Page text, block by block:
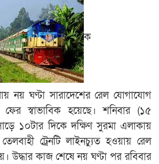
ক
নয় ঘণ্টা সারাদেশের রেল যোগাযোগ
স্বাভাবিক হয়েছে। শনিবার (১৫
১০টার দিকে দক্ষিণ সুরমা এলাকায়
তেলবাহী ট্রেনটি লাইনচ্যুত হওয়ায় রেল
উদ্ধার কাজ শেষে নয় ঘণ্টা পর রবিবার